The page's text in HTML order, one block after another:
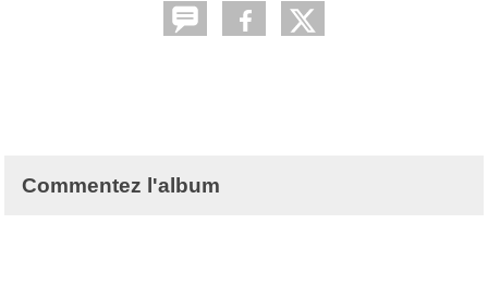
Commentez l'album